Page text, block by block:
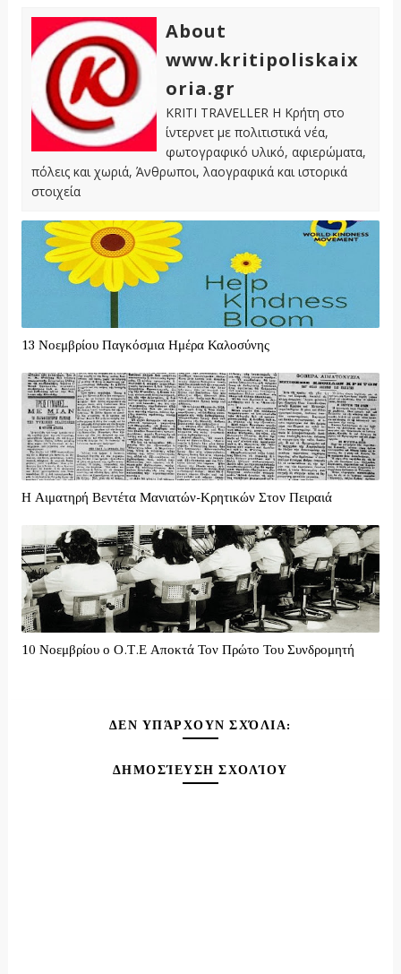
About
www.kritipoliskaix
oria.gr
KRITI TRAVELLER Η Κρήτη στο
ίντερνετ με πολιτιστικά νέα,
φωτογραφικό υλικό, αφιερώματα,
πόλεις και χωριά, Άνθρωποι, λαογραφικά και ιστορικά
στοιχεία
13 Νοεμβρίου Παγκόσμια Ημέρα Καλοσύνης
Η Αιματηρή Βεντέτα Μανιατών-Κρητικών Στον Πειραιά
10 Νοεμβρίου ο Ο.Τ.Ε Αποκτά Τον Πρώτο Του Συνδρομητή
ΔΕΝ ΥΠΆΡΧΟΥΝ ΣΧΌΛΙΑ:
ΔΗΜΟΣΊΕΥΣΗ ΣΧΟΛΊΟΥ